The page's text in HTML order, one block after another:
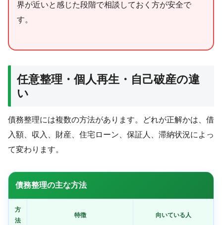
界が近いと感じた段階で相談しておく方が安全で
す。
任意整理・個人再生・自己破産の違
い
債務整理には複数の方法があります。どれが正解かは、借
入額、収入、財産、住宅ローン、保証人、滞納状況によっ
て変わります。
債務整理の主な方法
方
法
特徴 向いている人